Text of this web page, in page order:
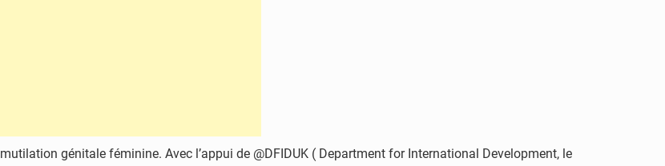
génitale féminine. Avec l’appui de @DFIDUK ( Department for International Development, le